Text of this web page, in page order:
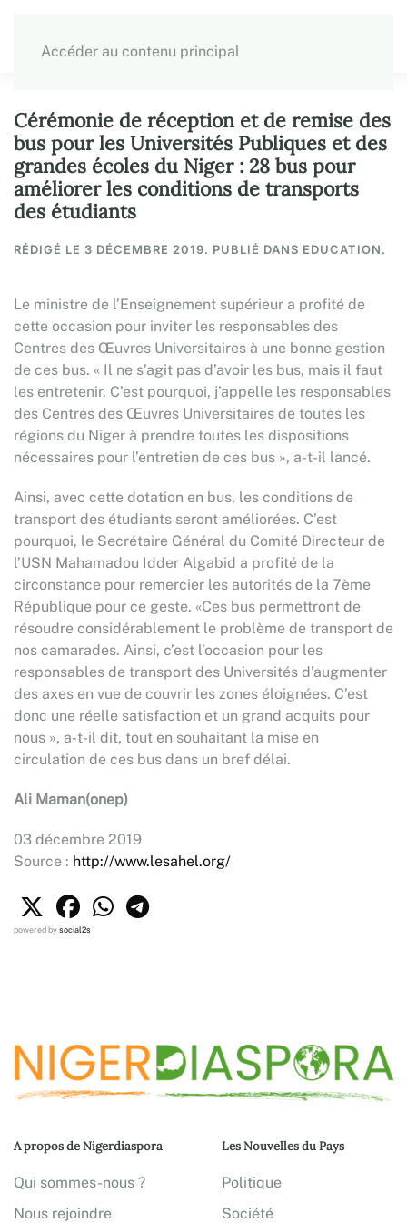
Accéder au contenu principal
Cérémonie de réception et de remise des
bus pour les Universités Publiques et des
grandes écoles du Niger : 28 bus pour
améliorer les conditions de transports
des étudiants
RÉDIGÉ LE 3 DÉCEMBRE 2019. PUBLIÉ DANS EDUCATION.
Le ministre de l’Enseignement supérieur a profité de
cette occasion pour inviter les responsables des
Centres des Œuvres Universitaires à une bonne gestion
de ces bus. « Il ne s’agit pas d’avoir les bus, mais il faut
les entretenir. C’est pourquoi, j’appelle les responsables
des Centres des Œuvres Universitaires de toutes les
régions du Niger à prendre toutes les dispositions
nécessaires pour l’entretien de ces bus », a-t-il lancé.
Ainsi, avec cette dotation en bus, les conditions de
transport des étudiants seront améliorées. C’est
pourquoi, le Secrétaire Général du Comité Directeur de
l’USN Mahamadou Idder Algabid a profité de la
circonstance pour remercier les autorités de la 7ème
République pour ce geste. «Ces bus permettront de
résoudre considérablement le problème de transport de
nos camarades. Ainsi, c’est l’occasion pour les
responsables de transport des Universités d’augmenter
des axes en vue de couvrir les zones éloignées. C’est
donc une réelle satisfaction et un grand acquits pour
nous », a-t-il dit, tout en souhaitant la mise en
circulation de ces bus dans un bref délai.
Ali Maman(onep)
03 décembre 2019
Source : http://www.lesahel.org/
powered bysocial2s
A propos de Nigerdiaspora
Qui sommes-nous ?
Nous rejoindre
Les Nouvelles du Pays
Politique
Société